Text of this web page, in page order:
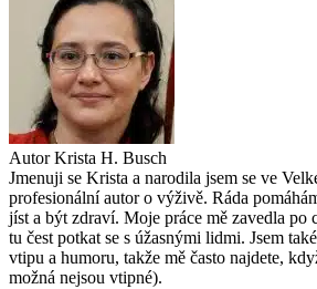
Autor Krista H. Busch
Jmenuji se Krista a narodila jsem se ve
profesionální autor o výživě. Ráda
jíst a být zdraví. Moje práce mě zavedla po
tu čest potkat se s úžasnými lidmi. Jsem
vtipu a humoru, takže mě často najdete,
možná nejsou vtipné).